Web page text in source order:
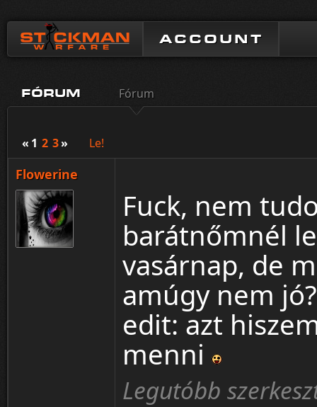
ACCOUNT
FÓRUM Fórum
« 1 2 3» Le!
Flowerine
Fuck, nem
barátnőmnél
vasárnap, de
amúgy nem jó?
edit: azt
menni
Legutóbb